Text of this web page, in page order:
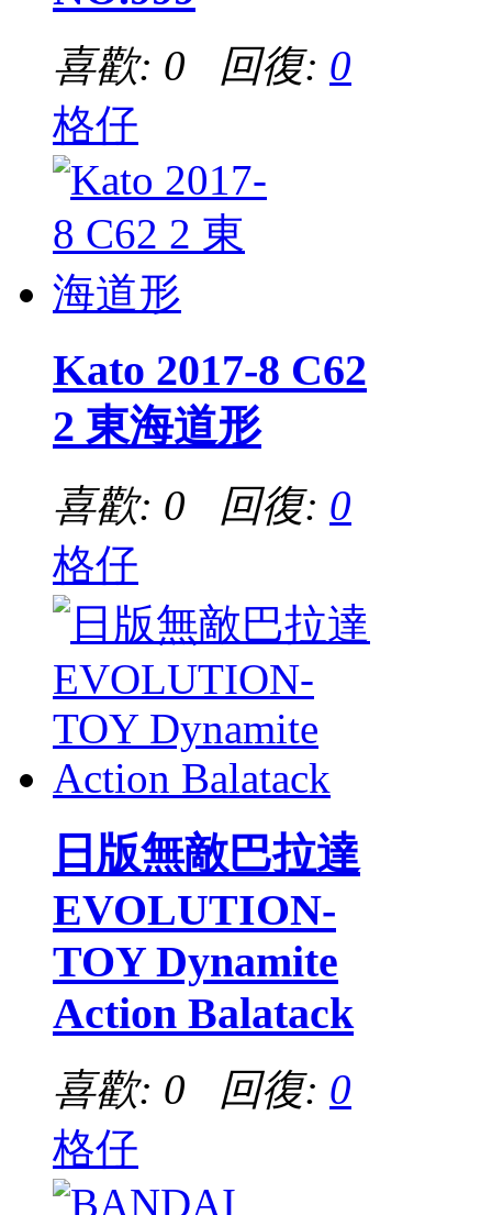
喜歡: 0 回復: 0
格仔
Kato 2017-8 C62
2 東海道形
喜歡: 0 回復: 0
格仔
日版無敵巴拉達
EVOLUTION-
TOY Dynamite
Action Balatack
喜歡: 0 回復: 0
格仔